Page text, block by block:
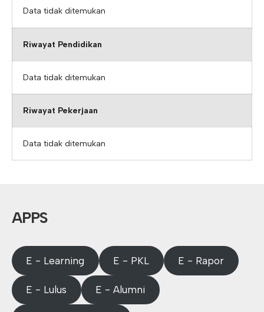
Data tidak ditemukan
Riwayat Pendidikan
Data tidak ditemukan
Riwayat Pekerjaan
Data tidak ditemukan
APPS
E - Learning E - PKL E - Rapor
E - Lulus E - Alumni